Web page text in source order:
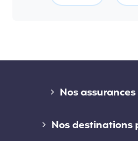
Nos
Assurance voyage
Nos destinations